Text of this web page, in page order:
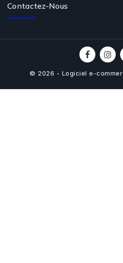
Contactez-Nous
© 2026 - Logiciel e-